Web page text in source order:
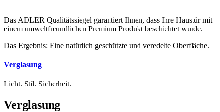
Das ADLER Qualitätssiegel garantiert Ihnen, dass Ihre Haustür mit
einem umweltfreundlichen Premium Produkt beschichtet wurde.
Das Ergebnis: Eine natürlich geschützte und veredelte Oberfläche.
Verglasung
Licht. Stil. Sicherheit.
Verglasung